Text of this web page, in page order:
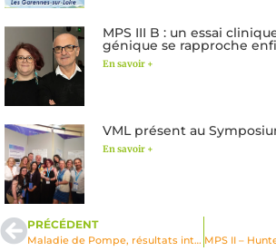
MPS III B : un essai
génique se rapproche
En savoir +
VML présent au
En savoir +
PRÉCÉDENT
Maladie de Pompe, résultats intermédiaires de l’essai clinique ATB200/AT2221